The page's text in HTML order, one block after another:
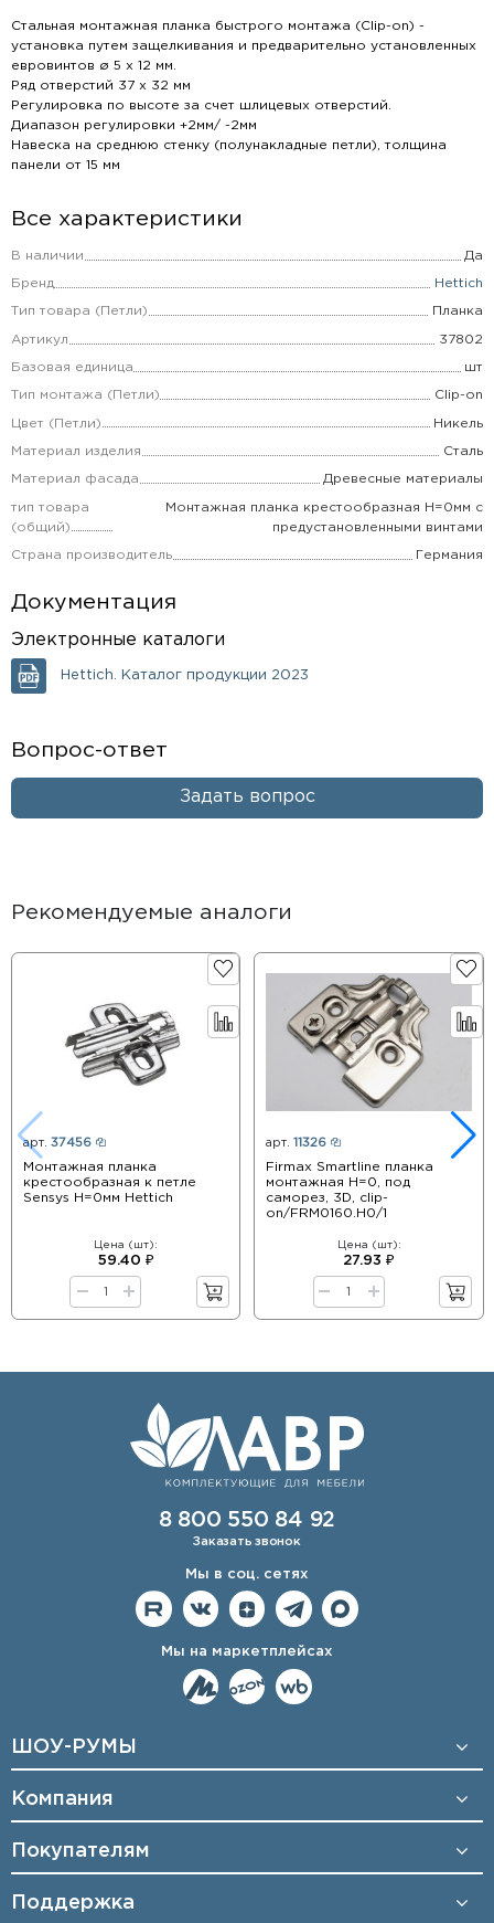
Стальная монтажная планка быстрого монтажа (Clip-on) -
установка путем защелкивания и предварительно установленных
евровинтов ø 5 x 12 мм.
Ряд отверстий 37 x 32 мм
Регулировка по высоте за счет шлицевых отверстий.
Диапазон регулировки +2мм/ -2мм
Навеска на среднюю стенку (полунакладные петли), толщина
панели от 15 мм
Все характеристики
В наличии Да
Бренд Hettich
Тип товара (Петли) Планка
Артикул 37802
Базовая единица шт
Тип монтажа (Петли) Clip-on
Цвет (Петли) Никель
Материал изделия Сталь
Материал фасада Древесные материалы
тип товара
(общий)
Монтажная планка крестообразная H=0мм с
предустановленными винтами
Страна производитель Германия
Документация
Электронные каталоги
Hettich. Каталог продукции 2023
Вопрос-ответ
Задать вопрос
Рекомендуемые аналоги
арт. 37456
Монтажная планка
крестообразная к петле
Sensys Н=0мм Hettich
Цена (шт):
59.40 ₽
арт. 11326
Firmax Smartline планка
монтажная H=0, под
саморез, 3D, clip-
on/FRM0160.H0/1
Цена (шт):
27.93 ₽
8 800 550 84 92
Заказать звонок
Мы в соц. сетях
Мы на маркетплейсах
ШОУ-РУМЫ
Компания
Покупателям
Поддержка